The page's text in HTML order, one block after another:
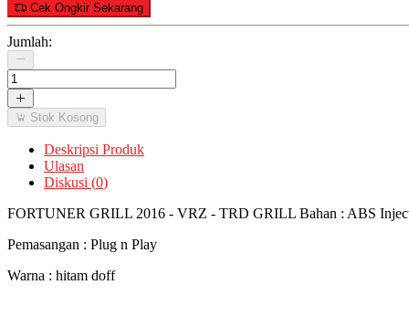
Cek Ongkir Sekarang
Jumlah:
Stok Kosong
Deskripsi Produk
Ulasan
Diskusi (0)
FORTUNER GRILL 2016 - VRZ - TRD GRILL Bahan : ABS
Pemasangan : Plug n Play
Warna : hitam doff